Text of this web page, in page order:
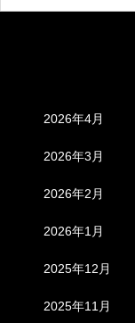
ュラムを体験する
2026年4月
2026年3月
2026年2月
2026年1月
2025年12月
2025年11月